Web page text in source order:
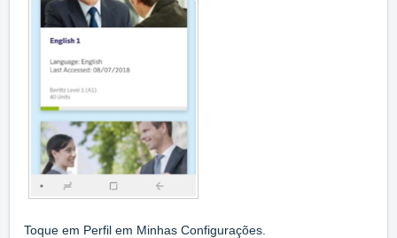
Toque em Perfil em Minhas Configurações.